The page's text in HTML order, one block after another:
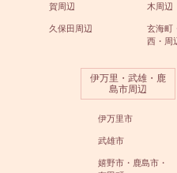
賀周辺
久保田周辺
木周辺
玄海町
西・周
伊万里・武雄・鹿
島市周辺
伊万里市
武雄市
嬉野市・鹿島市・